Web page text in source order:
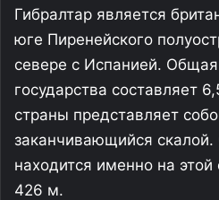
Гибралтар является
юге Пиренейского
севере с Испанией.
государства составляет
страны представляет
заканчивающийся
находится именно на этой
426 м.